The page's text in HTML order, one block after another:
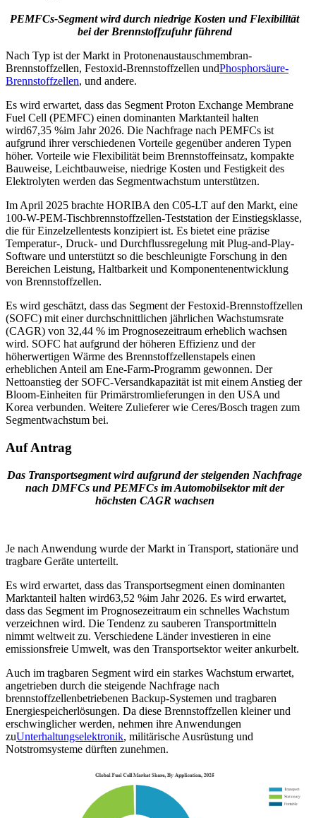
PEMFCs-Segment wird durch niedrige Kosten und Flexibilität
bei der Brennstoffzufuhr führend
Nach Typ ist der Markt in Protonenaustauschmembran-
Brennstoffzellen, Festoxid-Brennstoffzellen undPhosphorsäure-
Brennstoffzellen, und andere.
Es wird erwartet, dass das Segment Proton Exchange Membrane
Fuel Cell (PEMFC) einen dominanten Marktanteil halten
wird67,35 %im Jahr 2026. Die Nachfrage nach PEMFCs ist
aufgrund ihrer verschiedenen Vorteile gegenüber anderen Typen
höher. Vorteile wie Flexibilität beim Brennstoffeinsatz, kompakte
Bauweise, Leichtbauweise, niedrige Kosten und Festigkeit des
Elektrolyten werden das Segmentwachstum unterstützen.
Im April 2025 brachte HORIBA den C05-LT auf den Markt, eine
100-W-PEM-Tischbrennstoffzellen-Teststation der Einstiegsklasse,
die für Einzelzellentests konzipiert ist. Es bietet eine präzise
Temperatur-, Druck- und Durchflussregelung mit Plug-and-Play-
Software und unterstützt so die beschleunigte Forschung in den
Bereichen Leistung, Haltbarkeit und Komponentenentwicklung
von Brennstoffzellen.
Es wird geschätzt, dass das Segment der Festoxid-Brennstoffzellen
(SOFC) mit einer durchschnittlichen jährlichen Wachstumsrate
(CAGR) von 32,44 % im Prognosezeitraum erheblich wachsen
wird. SOFC hat aufgrund der höheren Effizienz und der
höherwertigen Wärme des Brennstoffzellenstapels einen
erheblichen Anteil am Ene-Farm-Programm gewonnen. Der
Nettoanstieg der SOFC-Versandkapazität ist mit einem Anstieg der
Bloom-Einheiten für Primärstromlieferungen in den USA und
Korea verbunden. Weitere Zulieferer wie Ceres/Bosch tragen zum
Segmentwachstum bei.
Auf Antrag
Das Transportsegment wird aufgrund der steigenden Nachfrage
nach DMFCs und PEMFCs im Automobilsektor mit der
höchsten CAGR wachsen
Je nach Anwendung wurde der Markt in Transport, stationäre und
tragbare Geräte unterteilt.
Es wird erwartet, dass das Transportsegment einen dominanten
Marktanteil halten wird63,52 %im Jahr 2026. Es wird erwartet,
dass das Segment im Prognosezeitraum ein schnelles Wachstum
verzeichnen wird. Die Tendenz zu sauberen Transportmitteln
nimmt weltweit zu. Verschiedene Länder investieren in eine
emissionsfreie Umwelt, was den Transportsektor weiter ankurbelt.
Auch im tragbaren Segment wird ein starkes Wachstum erwartet,
angetrieben durch die steigende Nachfrage nach
brennstoffzellenbetriebenen Backup-Systemen und tragbaren
Energiespeicherlösungen. Da diese Brennstoffzellen kleiner und
erschwinglicher werden, nehmen ihre Anwendungen
zuUnterhaltungselektronik, militärische Ausrüstung und
Notstromsysteme dürften zunehmen.